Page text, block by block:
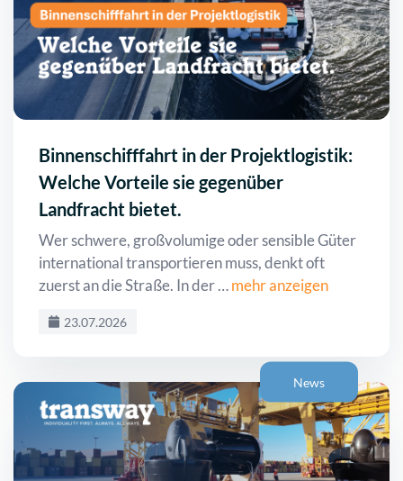
Binnenschifffahrt in der Projektlogistik:
Welche Vorteile sie gegenüber
Landfracht bietet.
Wer schwere, großvolumige oder sensible Güter
international transportieren muss, denkt oft
zuerst an die Straße. In der …mehr anzeigen
23.07.2026
News